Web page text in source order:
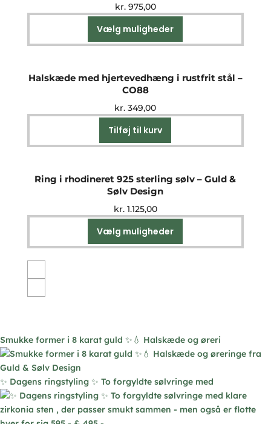
kr.975,00
Vælg muligheder
vare
varianter.
kan
Halskæde med hjertevedhæng i rustfrit stål –
CO88
kr. 349,00
Tilføj til kurv
Ring i rhodineret 925 sterling sølv – Guld &
Sølv Design
kr.1.125,00
Vælg muligheder
vare
på
varesiden
Smukke former i 8 karat guld ✨💧 Halskæde og øreri
✨ Dagens ringstyling ✨ To forgyldte sølvringe med